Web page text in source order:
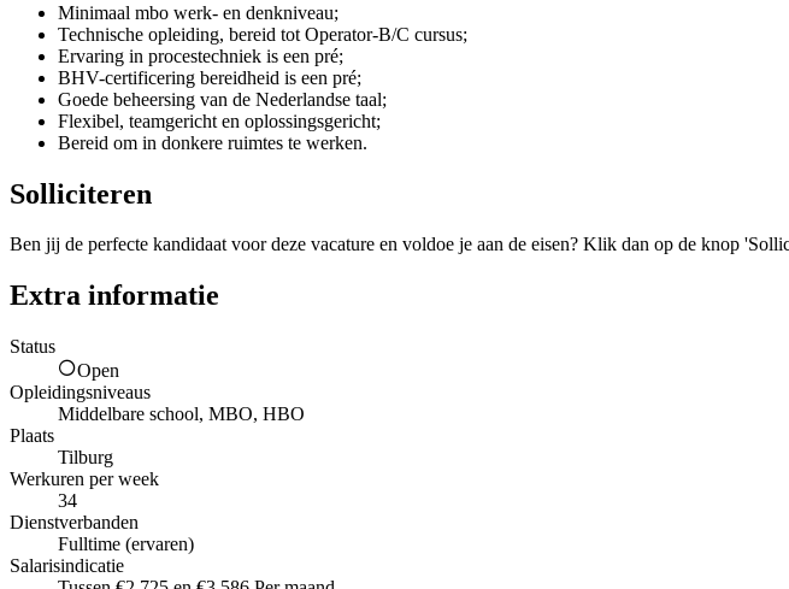
Minimaal mbo werk- en denkniveau;
Technische opleiding, bereid tot Operator-B/C cursus;
Ervaring in procestechniek is een pré;
BHV-certificering bereidheid is een pré;
Goede beheersing van de Nederlandse taal;
Flexibel, teamgericht en oplossingsgericht;
Bereid om in donkere ruimtes te werken.
Solliciteren
Ben jij de perfecte kandidaat voor deze vacature en voldoe je aan de eisen? Klik dan op de knop
Extra informatie
Status
Open
Opleidingsniveaus
Middelbare school, MBO, HBO
Plaats
Tilburg
Werkuren per week
34
Dienstverbanden
Fulltime (ervaren)
Salarisindicatie